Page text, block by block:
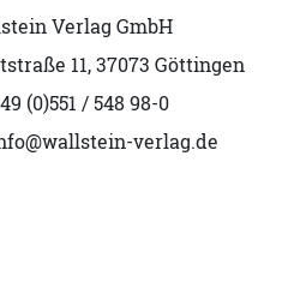
Verlag GmbH
11, 37073 Göttingen
(0)551 / 548 98-0
verlag.de